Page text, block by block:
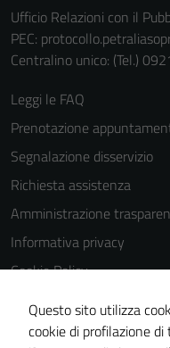
Ufficio Relazioni con il
PEC:
Centralino unico: (Tel.)
Leggi le FAQ
Prenotazione
Segnalazione disservizio
Richiesta assistenza
Amministrazione
Informativa privacy
Cookie Policy
Note legali
Dichiarazione di
Questo sito utilizza
cookie di profilazione